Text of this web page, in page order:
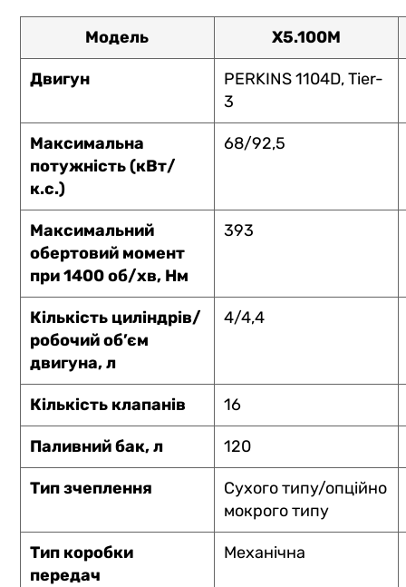
Модель X5.100M
Двигун
PERKINS 1104D, Tier-
3
Максимальна
потужність (кВт/
к.с.)
68/92,5
Максимальний
обертовий момент
при 1400 об/хв, Нм
393
Кількість циліндрів/
робочий об’єм
двигуна, л
4/4,4
Кількість клапанів 16
Паливний бак, л 120
Тип зчеплення
Сухого типу/опційно
мокрого типу
Тип коробки
передач
Механічна